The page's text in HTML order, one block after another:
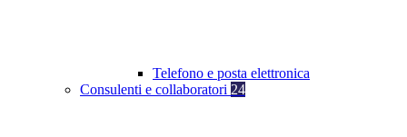
Telefono e posta elettronica
Consulenti e collaboratori 24